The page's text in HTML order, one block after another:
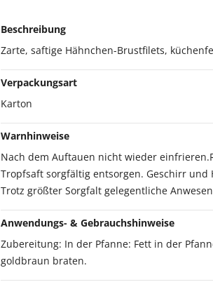
Beschreibung
Zarte, saftige Hähnchen-Brustfilets,
Verpackungsart
Karton
Warnhinweise
Nach dem Auftauen nicht wieder
Tropfsaft sorgfältig entsorgen. Geschirr
Trotz größter Sorgfalt gelegentliche
Anwendungs- & Gebrauchshinweise
Zubereitung: In der Pfanne: Fett in der
goldbraun braten.